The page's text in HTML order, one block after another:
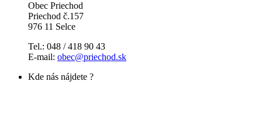
Obec Priechod
Priechod č.157
976 11 Selce
Tel.: 048 / 418 90 43
E-mail: obec@priechod.sk
Kde nás nájdete ?